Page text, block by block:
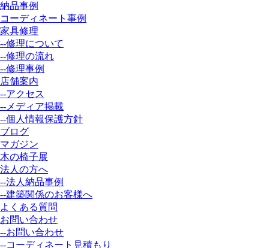
納品事例
コーディネート事例
家具修理
--修理について
--修理の流れ
--修理事例
店舗案内
--アクセス
--メディア掲載
--個人情報保護方針
ブログ
マガジン
木の椅子展
法人の方へ
--法人納品事例
--建築関係のお客様へ
よくある質問
お問い合わせ
--お問い合わせ
--コーディネート見積もり